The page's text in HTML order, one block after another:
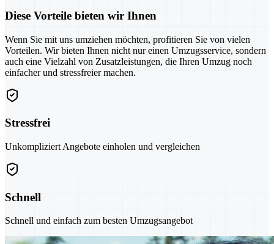
Diese Vorteile bieten wir Ihnen
Wenn Sie mit uns umziehen möchten, profitieren Sie von vielen
Vorteilen. Wir bieten Ihnen nicht nur einen Umzugsservice, sondern
auch eine Vielzahl von Zusatzleistungen, die Ihren Umzug noch
einfacher und stressfreier machen.
Stressfrei
Unkompliziert Angebote einholen und vergleichen
Schnell
Schnell und einfach zum besten Umzugsangebot